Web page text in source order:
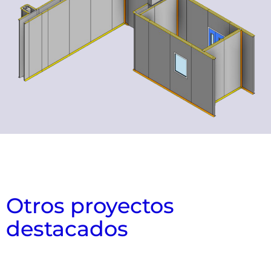
Otros proyectos
destacados